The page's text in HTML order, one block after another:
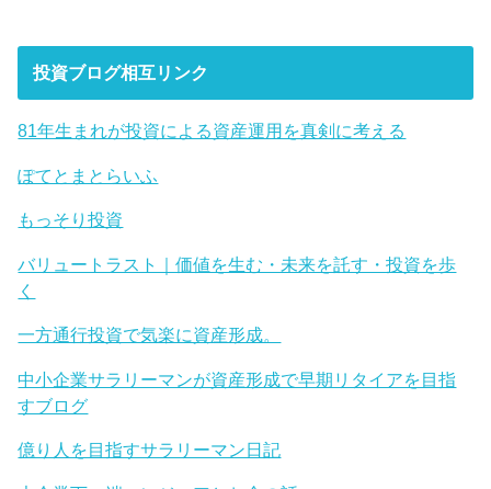
投資ブログ相互リンク
81年生まれが投資による資産運用を真剣に考える
ぽてとまとらいふ
もっそり投資
バリュートラスト｜価値を生む・未来を託す・投資を歩
く
一方通行投資で気楽に資産形成。
中小企業サラリーマンが資産形成で早期リタイアを目指
すブログ
億り人を目指すサラリーマン日記